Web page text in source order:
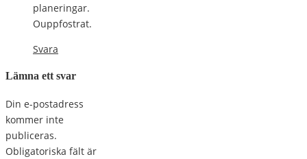
planeringar.
Ouppfostrat.
Svara
Lämna ett svar
Din e-postadress
kommer inte
publiceras.
Obligatoriska fält är